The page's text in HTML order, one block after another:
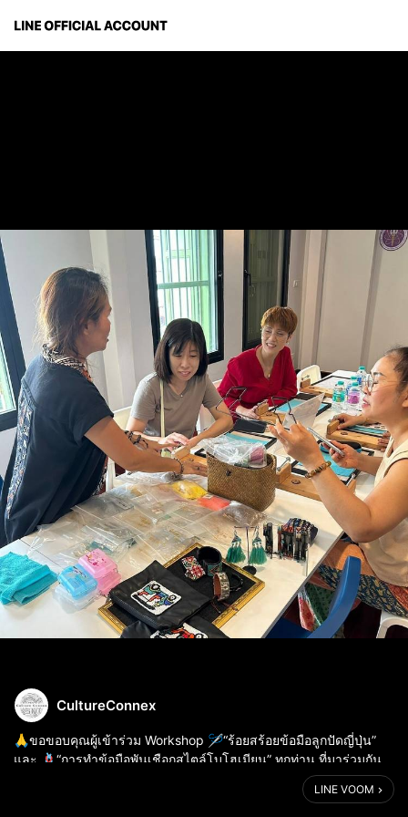
CultureConnex
🙏ขอขอบคุณผู้เข้าร่วม Workshop 🪡“ร้อยสร้อยข้อมือลูกปัดญี่ปุ่น”
และ 🪢“การทำข้อมือพันเชือกสไตล์โบโฮเมียน” ทุกท่าน ที่มาร่วมกัน
เรียนรู้ เก็บเกี่ยวทักษะ สนุกสนาน และได้ผลงานสุดน่ารักกลับไปเป็นที่
LINE VOOM